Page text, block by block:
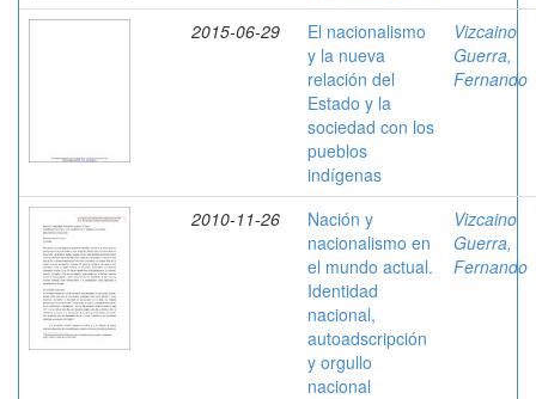
2015-06-29
El nacionalismo
y la nueva
relación del
Estado y la
sociedad con los
pueblos
indígenas
Vizcaino
Guerra,
Fernando
2010-11-26
Nación y
nacionalismo en
el mundo actual.
Identidad
nacional,
autoadscripción
y orgullo
nacional
Vizcaino
Guerra,
Fernando